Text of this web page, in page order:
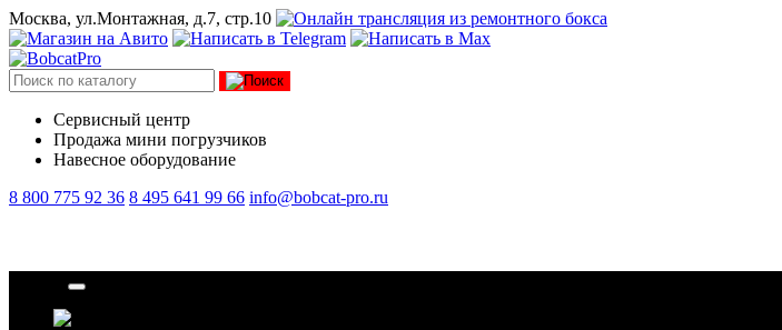
Москва, ул.Монтажная, д.7, стр.10
Сервисный центр
Продажа мини погрузчиков
Навесное оборудование
8 800 775 92 36 8 495 641 99 66 info@bobcat-pro.ru